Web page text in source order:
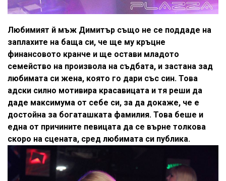
Любимият й мъж Димитър също не се поддаде на
заплахите на баща си, че ще му кръцне
финансовото кранче и ще остави младото
семейство на произвола на съдбата, и застана зад
любимата си жена, която го дари със син. Това
адски силно мотивира красавицата и тя реши да
даде максимума от себе си, за да докаже, че е
достойна за богаташката фамилия. Това беше и
една от причините певицата да се върне толкова
скоро на сцената, сред любимата си публика.